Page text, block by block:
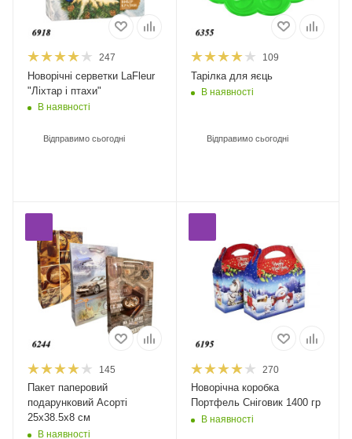
247
Новорічні серветки LaFleur
"Ліхтар і птахи"
В наявності
Відправимо сьогодні
109
Тарілка для яєць
В наявності
Відправимо сьогодні
145
Пакет паперовий
подарунковий Асорті
25х38.5х8 см
В наявності
270
Новорічна коробка
Портфель Сніговик 1400 гр
В наявності